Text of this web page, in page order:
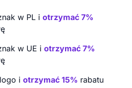
w PL i otrzymać 7%
w UE i otrzymać 7%
i otrzymać 15% rabatu